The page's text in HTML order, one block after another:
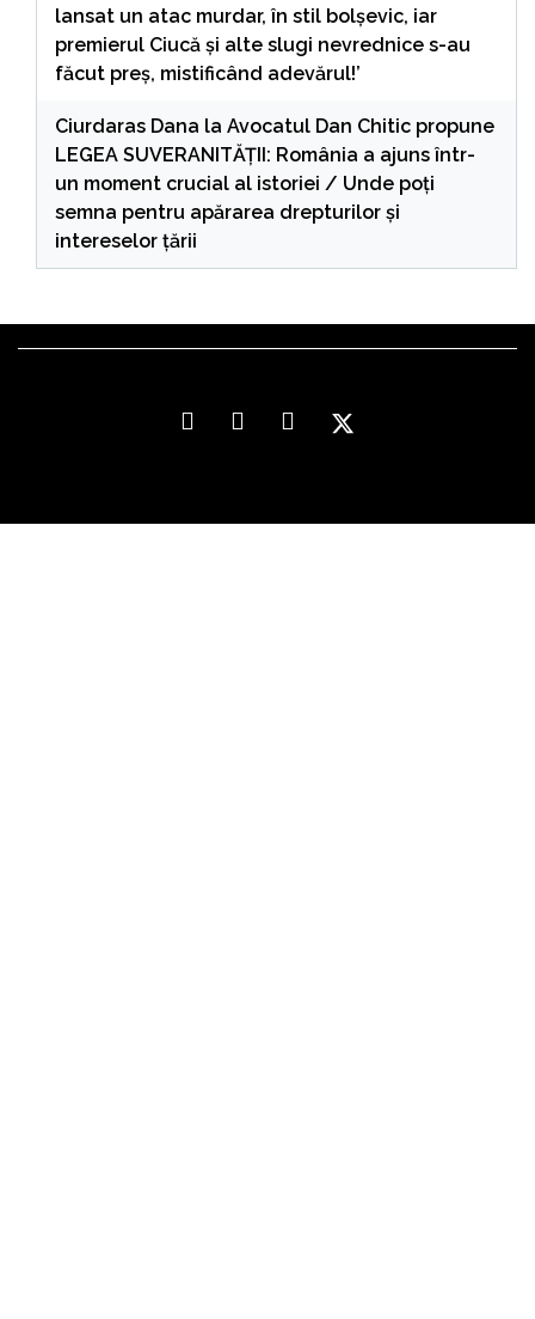
lansat un atac murdar, în stil bolșevic, iar
premierul Ciucă și alte slugi nevrednice s-au
făcut preș, mistificând adevărul!’
Ciurdaras Dana la Avocatul Dan Chitic propune
LEGEA SUVERANITĂȚII: România a ajuns într-
un moment crucial al istoriei / Unde poți
semna pentru apărarea drepturilor și
intereselor țării